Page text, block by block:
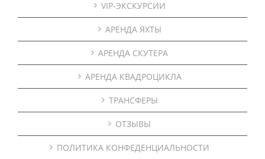
VIP-ЭКСКУРСИИ
АРЕНДА ЯХТЫ
АРЕНДА СКУТЕРА
АРЕНДА КВАДРОЦИКЛА
ТРАНСФЕРЫ
ОТЗЫВЫ
ПОЛИТИКА КОНФЕДЕНЦИАЛЬНОСТИ